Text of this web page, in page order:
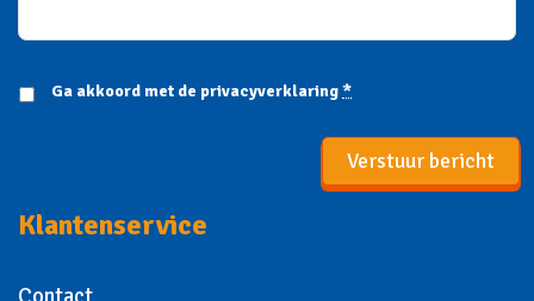
Ga akkoord met de privacyverklaring*
Verstuur bericht
Klantenservice